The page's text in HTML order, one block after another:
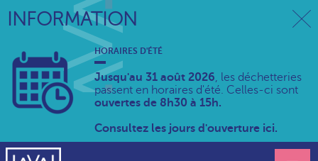
INFORMATION
HORAIRES D'ÉTÉ
Jusqu'au 31 août 2026, les déchetteries
passent en horaires d'été. Celles-ci sont
ouvertes de 8h30 à 15h.
Consultez les jours d'ouverture ici.